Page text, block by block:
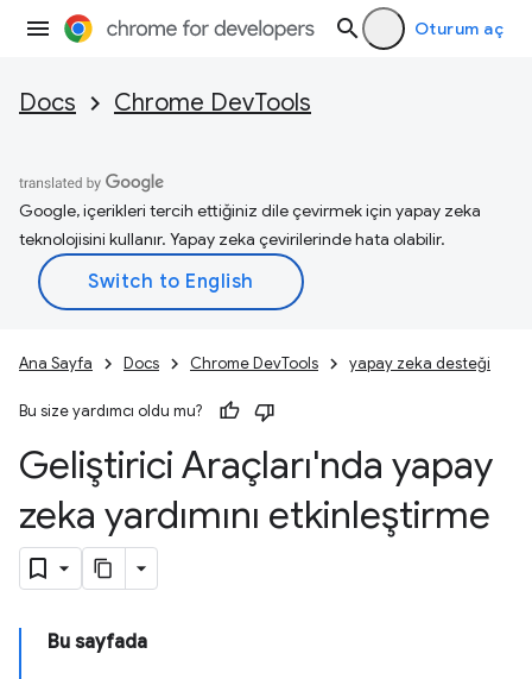
Oturum aç
Docs Chrome DevTools
Google, içerikleri tercih ettiğiniz dile çevirmek için yapay zeka
teknolojisini kullanır. Yapay zeka çevirilerinde hata olabilir.
Ana Sayfa Docs Chrome DevTools yapay zeka desteği
Bu size yardımcı oldu mu?
Geliştirici Araçları'nda yapay
zeka yardımını etkinleştirme
Bu sayfada